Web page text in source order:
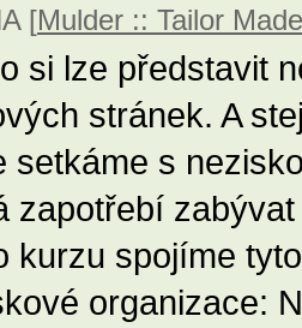
[Mulder :: Tailor
si lze představit
stránek. A
setkáme s
zapotřebí
kurzu spojíme
organizace: